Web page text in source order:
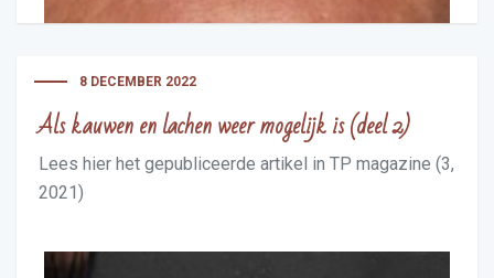
8 DECEMBER 2022
Als kauwen en lachen weer mogelijk is (deel 2)
Lees hier het gepubliceerde artikel in TP magazine (3,
2021)